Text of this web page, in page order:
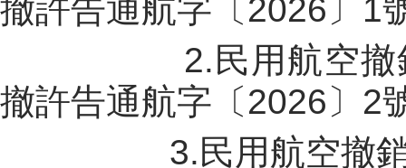
撤許告通航字〔2026 〕 1
2. 民用航空
撤許告通航字〔2026 〕 2
3. 民用航空撤